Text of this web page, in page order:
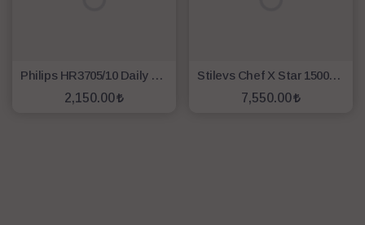
Philips HR3705/10 Daily Collection 300 W Mikser
2,150.00
Stilevs Chef X Star 1500 5 lt Stand Mikser - Siyah
7,550.00